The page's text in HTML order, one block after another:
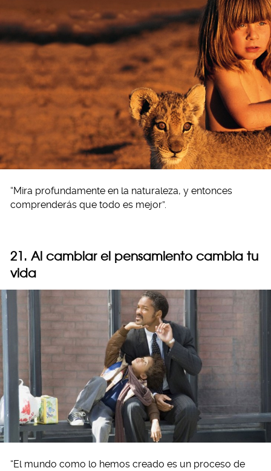
“Mira profundamente en la naturaleza, y entonces
comprenderás que todo es mejor”.
21. Al cambiar el pensamiento cambia tu
vida
“El mundo como lo hemos creado es un proceso de